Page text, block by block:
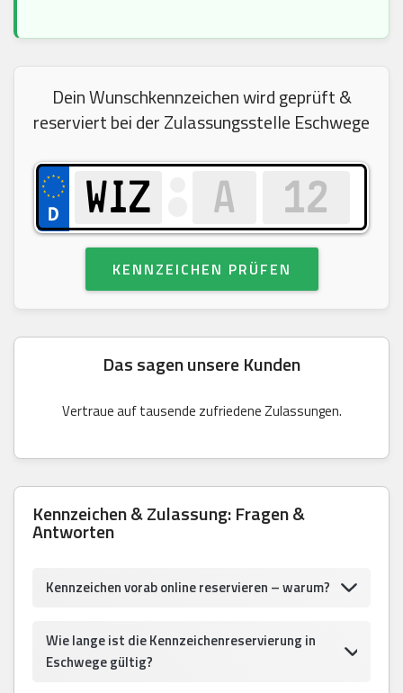
Dein Wunschkennzeichen wird geprüft &
reserviert bei der Zulassungsstelle Eschwege
KENNZEICHEN PRÜFEN
Das sagen unsere Kunden
Vertraue auf tausende zufriedene Zulassungen.
Kennzeichen & Zulassung: Fragen &
Antworten
Kennzeichen vorab online reservieren – warum?
Wie lange ist die Kennzeichenreservierung in
Eschwege gültig?